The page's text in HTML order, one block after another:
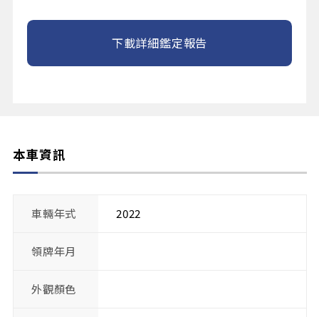
下載詳細鑑定報告
本車資訊
車輛年式 2022
領牌年月
外觀顏色